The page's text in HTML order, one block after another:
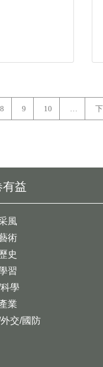
8 9 10 …
有益
風
術
史
習
學
業
交/國防